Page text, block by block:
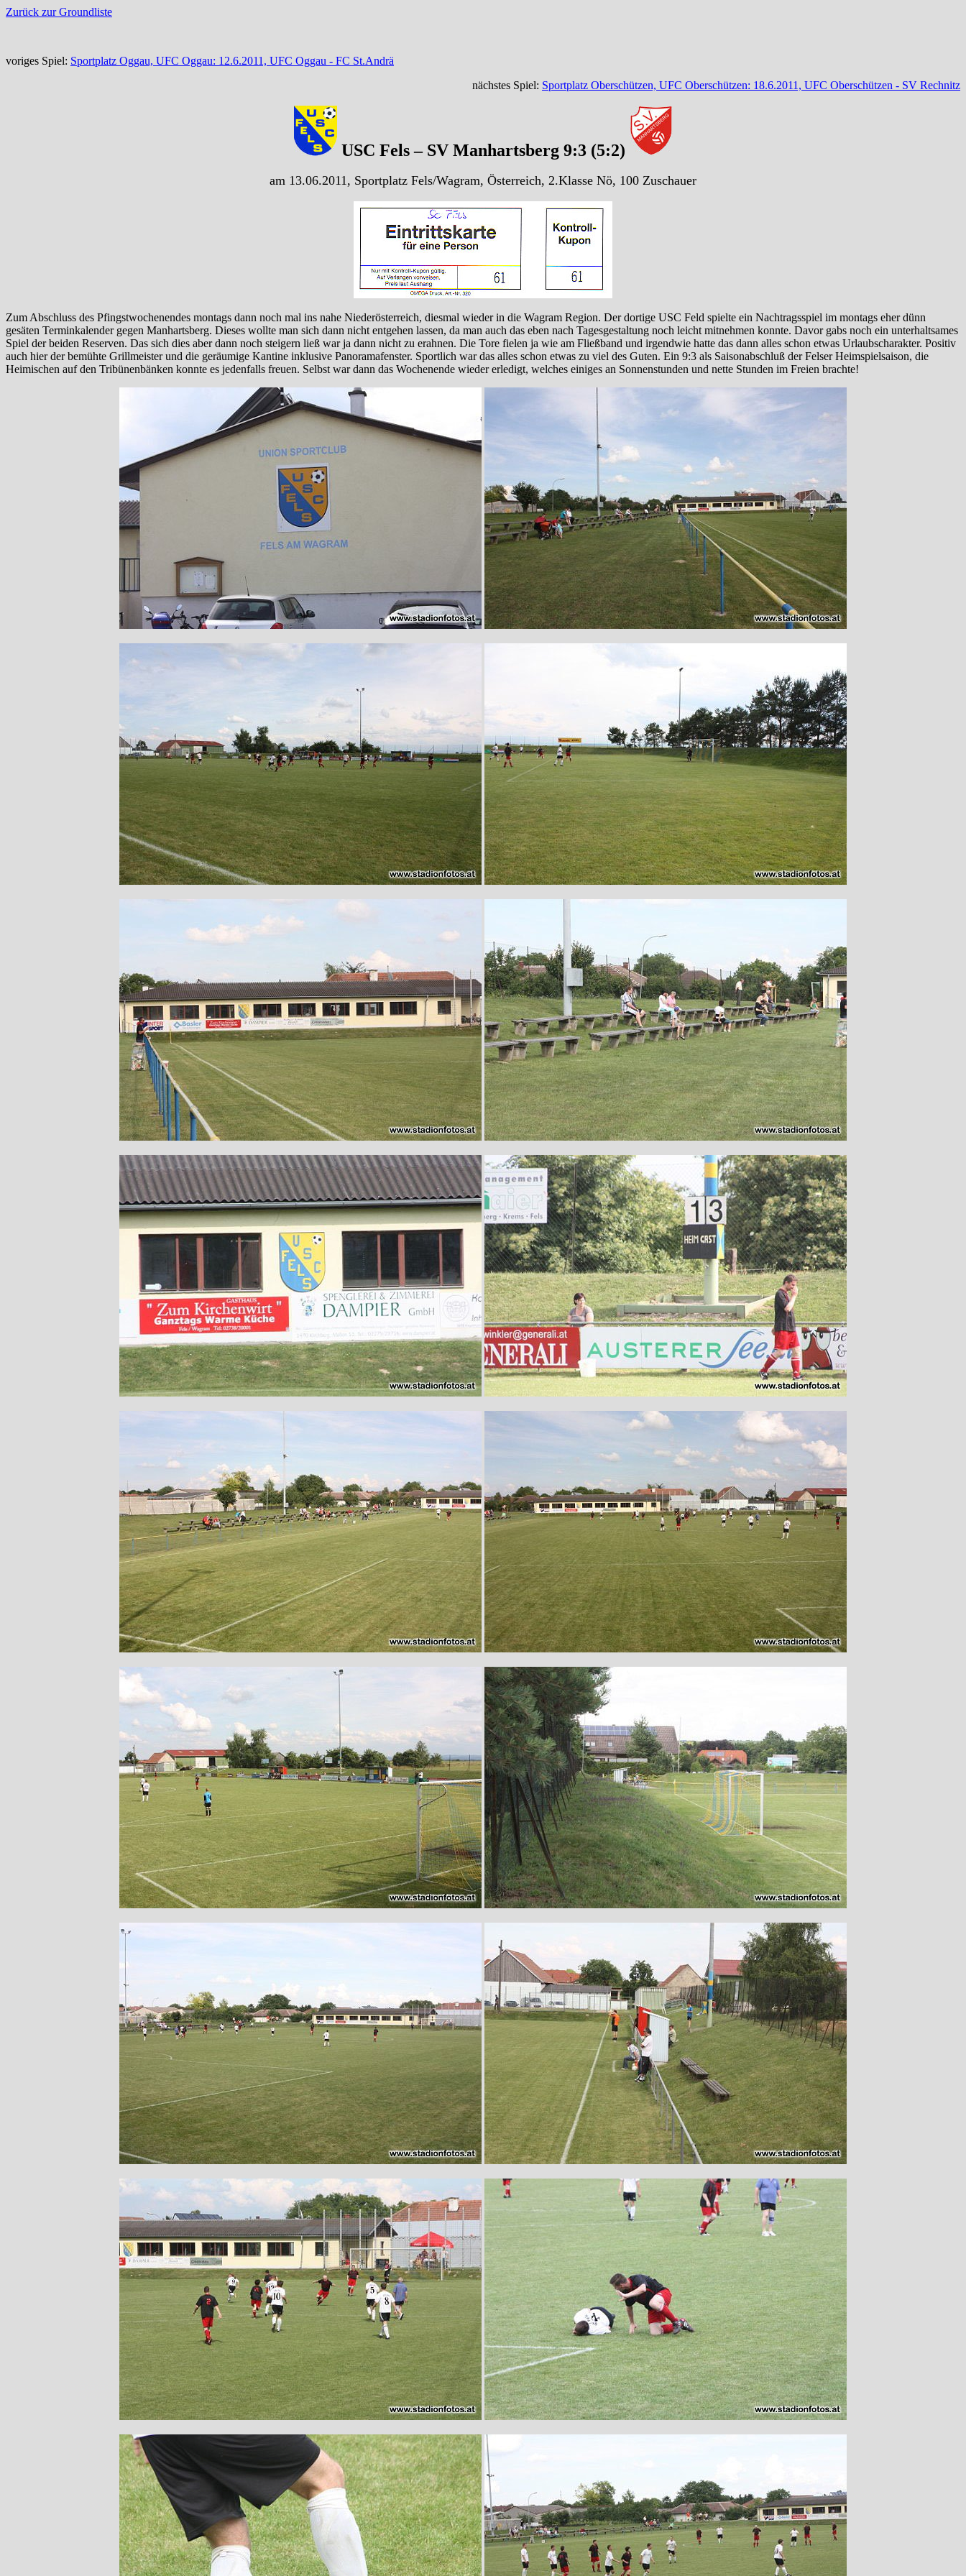
Zurück zur Groundliste
voriges Spiel: Sportplatz Oggau, UFC Oggau: 12.6.2011, UFC Oggau - FC St.Andrä
nächstes Spiel: Sportplatz Oberschützen, UFC Oberschützen: 18.6.2011, UFC Oberschützen - SV Rechnitz
USC Fels – SV Manhartsberg 9:3 (5:2)
am 13.06.2011, Sportplatz Fels/Wagram, Österreich, 2.Klasse Nö, 100 Zuschauer
Zum Abschluss des Pfingstwochenendes montags dann noch mal ins nahe Niederösterreich, diesmal wieder in die Wagram Region. Der dortige USC Feld spielte ein Nachtragsspiel im montags eher dünn
gesäten Terminkalender gegen Manhartsberg. Dieses wollte man sich dann nicht entgehen lassen, da man auch das eben nach Tagesgestaltung noch leicht mitnehmen konnte. Davor gabs noch ein unterhaltsames
Spiel der beiden Reserven. Das sich dies aber dann noch steigern ließ war ja dann nicht zu erahnen. Die Tore fielen ja wie am Fließband und irgendwie hatte das dann alles schon etwas Urlaubscharakter. Positiv
auch hier der bemühte Grillmeister und die geräumige Kantine inklusive Panoramafenster. Sportlich war das alles schon etwas zu viel des Guten. Ein 9:3 als Saisonabschluß der Felser Heimspielsaison, die
Heimischen auf den Tribünenbänken konnte es jedenfalls freuen. Selbst war dann das Wochenende wieder erledigt, welches einiges an Sonnenstunden und nette Stunden im Freien brachte!